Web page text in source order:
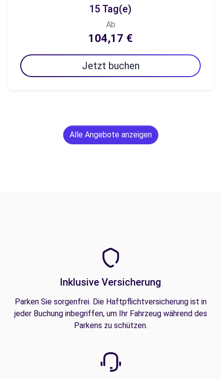
15 Tag(e)
Ab
104,17 €
Jetzt buchen
Alle Angebote anzeigen
Inklusive Versicherung
Parken Sie sorgenfrei. Die Haftpflichtversicherung ist in
jeder Buchung inbegriffen, um Ihr Fahrzeug während des
Parkens zu schützen.